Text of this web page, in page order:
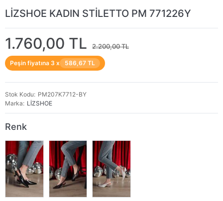
LİZSHOE KADIN STİLETTO PM 771226Y
1.760,00 TL 2.200,00 TL
Peşin fiyatına 3 x 586,67 TL
Stok Kodu
PM207K7712-BY
Marka
LİZSHOE
Renk